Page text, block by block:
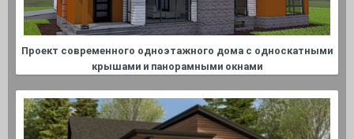
Проект современного одноэтажного дома с односкатными
крышами и панорамными окнами